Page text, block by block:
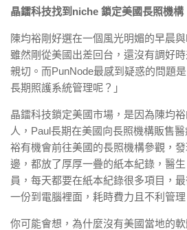
晶鐳科技找到niche 鎖定美國長照機構
陳均裕剛好選在一個風光明媚的早晨
雖然剛從美國出差回台，還沒有調好
親切。而PunNode最感到疑惑的問題
長期照護系統管理呢？」
晶鐳科技鎖定美國市場，是因為陳均
人，Paul長期在美國向長照機構販售
裕有機會前往美國的長照機構參觀，
邊，都放了厚厚一疊的紙本紀錄，醫
員，每天都要在紙本紀錄很多項目，
一份到電腦裡面，耗時費力且不利管理
你可能會想，為什麼沒有美國當地的